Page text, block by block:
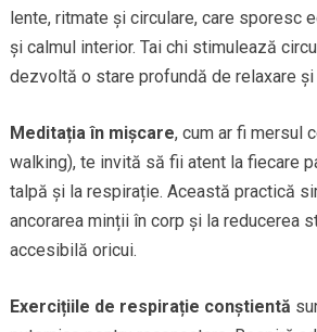
lente, ritmate și circulare, care sporesc
și calmul interior. Tai chi stimulează
dezvoltă o stare profundă de relaxare și
Meditația în mișcare, cum ar fi mersul
walking), te invită să fii atent la fiecare
talpă și la respirație. Această practică
ancorarea minții în corp și la reducerea
accesibilă oricui.
Exercițiile de respirație conștientă